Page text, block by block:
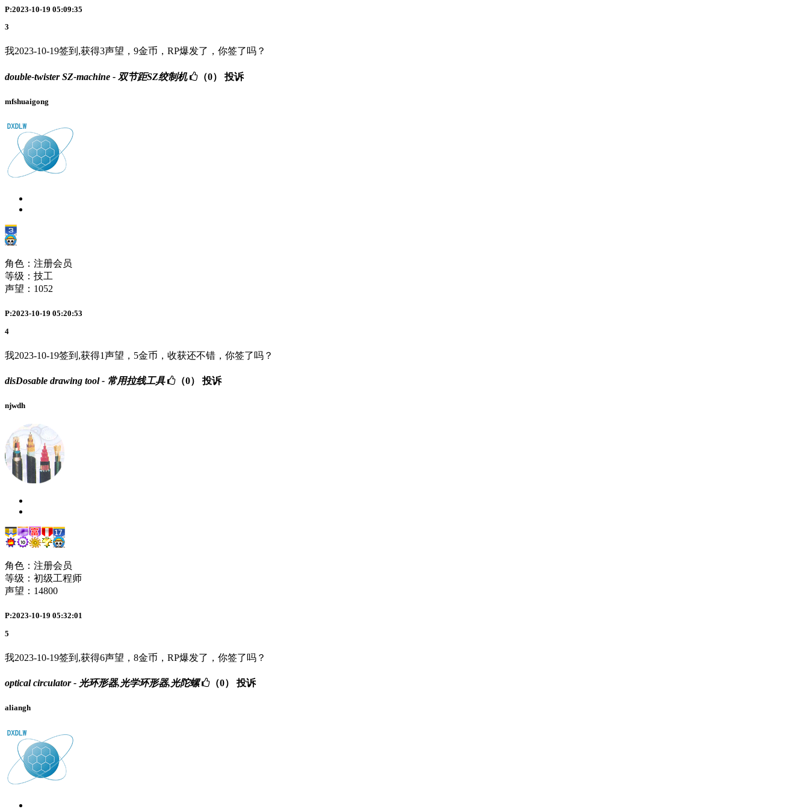
P:2023-10-19 05:09:35
3
我2023-10-19签到,获得3声望，9金币，RP爆发了，你签了吗？
double-twister SZ-machine - 双节距SZ绞制机 （0） 投诉
mfshuaigong
角色：注册会员
等级：技工
声望： 1052
P:2023-10-19 05:20:53
4
我2023-10-19签到,获得1声望，5金币，收获还不错，你签了吗？
disDosable drawing tool - 常用拉线工具 （0） 投诉
njwdh
角色：注册会员
等级：初级工程师
声望： 14800
P:2023-10-19 05:32:01
5
我2023-10-19签到,获得6声望，8金币，RP爆发了，你签了吗？
optical circulator - 光环形器,光学环形器,光陀螺 （0） 投诉
aliangh